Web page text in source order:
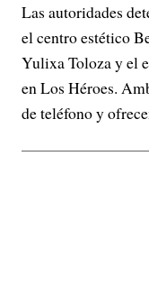
Las autoridades
el centro estético
Yulixa Toloza y el
en Los Héroes.
de teléfono y